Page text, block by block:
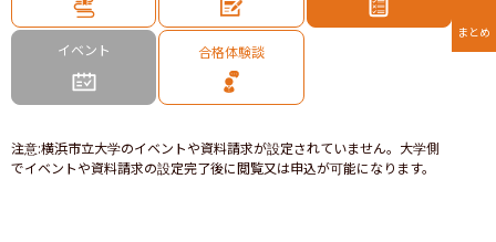
イベント 合格体験談
注意:横浜市立大学のイベントや資料請求が設定されていません。大学側
でイベントや資料請求の設定完了後に閲覧又は申込が可能になります。
まとめ